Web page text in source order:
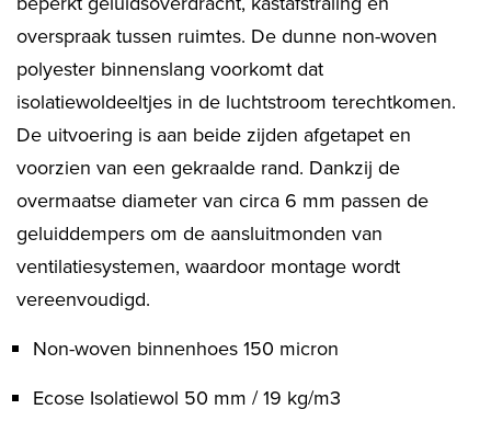
overspraak tussen ruimtes. De dunne non-woven
polyester binnenslang voorkomt dat
isolatiewoldeeltjes in de luchtstroom terechtkomen.
De uitvoering is aan beide zijden afgetapet en
voorzien van een gekraalde rand. Dankzij de
overmaatse diameter van circa 6 mm passen de
geluiddempers om de aansluitmonden van
ventilatiesystemen, waardoor montage wordt
vereenvoudigd.
Non-woven binnenhoes 150 micron
Ecose Isolatiewol 50 mm / 19 kg/m3